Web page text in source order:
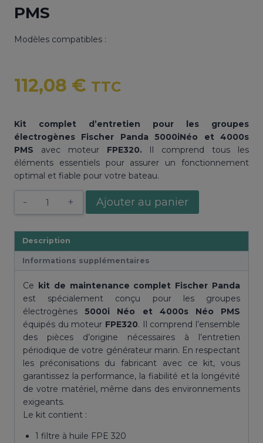
PMS
Modèles compatibles :
112,08 € TTC
Kit complet d’entretien pour les groupes
électrogènes Fischer Panda 5000iNéo et 4000s
PMS avec moteur FPE320. Il comprend tous les
éléments essentiels pour assurer un fonctionnement
optimal et fiable pour votre bateau.
quantité
de
maintenance
Fischer
Panda
5000i
Néo
/
4000s
PMS
Ajouter au panier
Description
Informations supplémentaires
Ce kit de maintenance complet Fischer Panda
est spécialement conçu pour les groupes
électrogènes5000i Néo et 4000s Néo PMS
équipés du moteur FPE320. Il comprend l’ensemble
des pièces d’origine nécessaires à l’entretien
périodique de votre générateur marin. En respectant
les préconisations du fabricant avec ce kit, vous
garantissez la performance, la fiabilité et la longévité
de votre matériel, même dans des environnements
exigeants.
Le kit contient :
1 filtre à huile FPE 320